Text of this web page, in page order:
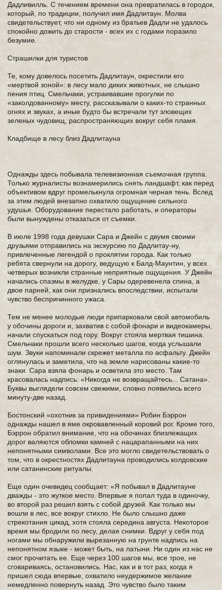
Дадливилль. С течением времени она превратилась в городок,
который, по традиции, получил имя Дадлитаун. Молва
свидетельствует, что ни одному из братьев Дадли не удалось
спокойно дожить до старости - всех их с годами поразило
безумие.
Страшилки для туристов
Те, кому довелось посетить Дадлитаун, окрестили его
«мертвой зоной»: в лесу мало диких животных, не слышно
пения птиц. Смельчаки, устраивавшие прогулки по
«заколдованному» месту, рассказывали о каких-то странных
огнях и звуках, а иные будто бы встречали тут зловещих
зеленых чудовищ, распространяющих вокруг себя пламя.
Кладбище в лесу близ Дадлитауна
Однажды здесь побывала телевизионная съемочная группа.
Только журналисты вознамерились снять ландшафт, как перед
объективом вдруг промелькнула огромная черная тень. Вслед
за этим людей внезапно охватило ощущение сильного
удушья. Оборудование перестало работать, и операторы
были вынуждены отказаться от съемки.
В июле 1998 года девушки Сара и Джейн с двумя своими
друзьями отправились на экскурсию по Дадлитау-ну,
привлеченные легендой о проклятии города. Как только
ребята свернули на дорогу, ведущую к Балд-Маунтин, у всех
четверых возникли странные неприятные ощущения. У Джейн
начались спазмы в желудке, у Сары одеревенела спина, а
двое парней, как они признались впоследствии, испытали
чувство беспричинного ужаса.
Тем не менее молодые люди припарковали свой автомобиль
у обочины дороги и, захватив с собой фонари и видеокамеры,
начали спускаться под гору. Вокруг стояла мертвая тишина.
Смельчаки прошли всего несколько шагов, когда услышали
шум. Звуки напоминали скрежет металла по асфальту. Джейн
оглянулась и заметила, что на земле нарисованы какие-то
знаки. Сара взяла фонарь и осветила это место. Там
красовалась надпись: «Никогда не возвращайтесь... Сатана».
Буквы выглядели совсем свежими, словно появились всего
минуту-две назад.
Бостонский «охотник за привидениями» Робин Бэррон
однажды нашел в яме окровавленный коровий рог. Кроме того,
Бэррон обратил внимание, что на обочинах близлежащих
дорог валяются обломки камней с нацарапанными на них
непонятными символами. Все это могло свидетельствовать о
том, что в окрестностях Дадлитауна проводились колдовские
или сатанинские ритуалы.
Еще один очевидец сообщает: «Я побывал в Дадлитауне
дважды - это жуткое место. Впервые я попал туда в одиночку,
во второй раз решил взять с собой друзей. Как только мы
вошли в лес, все вокруг стихло. Не было слышно даже
стрекотания цикад, хотя стояла середина августа. Некоторое
время мы бродили по лесу, делая снимки. Вдруг у себя под
ногами мы обнаружили вырезанную на грунте надпись на
непонятном языке - может быть, на латыни. Ни один из нас не
смог прочитать ее. Еще через 100 шагов мы, все трое, не
сговариваясь, остановились. Нас, как и в тот раз, когда я
пришел сюда впервые, охватило неудержимое желание
немедленно повернуть назад. Это чувство было таким